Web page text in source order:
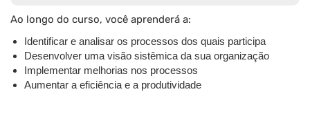
Ao longo do curso, você aprenderá a:
Identificar e analisar os processos dos quais participa
Desenvolver uma visão sistêmica da sua organização
Implementar melhorias nos processos
Aumentar a eficiência e a produtividade